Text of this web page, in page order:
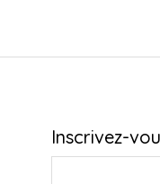
Inscrivez-